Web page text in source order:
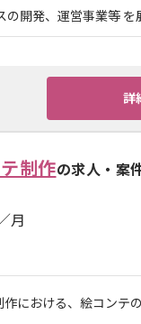
開発、運営事業等 を
詳
制作の求人・案
月
における、絵コンテ